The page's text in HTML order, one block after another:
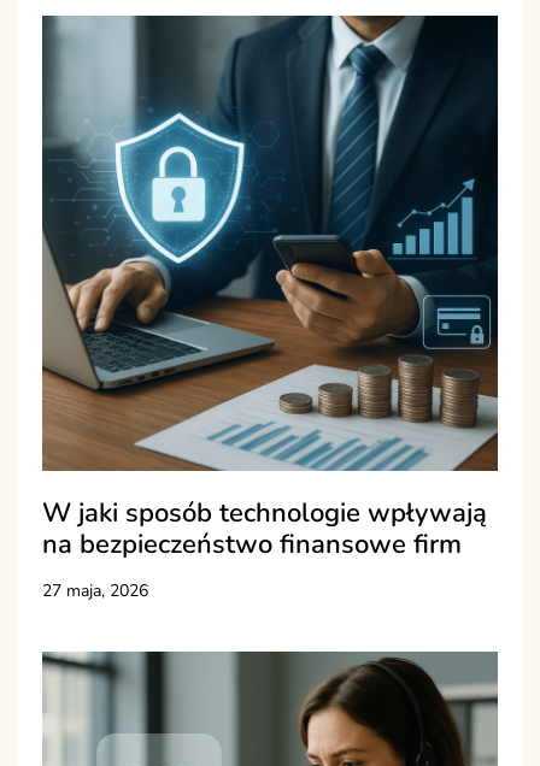
W jaki sposób technologie wpływają
na bezpieczeństwo finansowe firm
27 maja, 2026